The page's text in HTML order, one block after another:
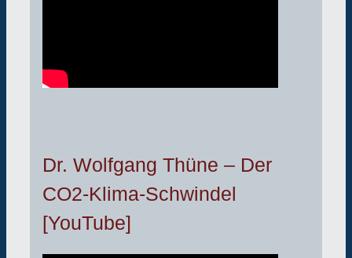
Dr. Wolfgang Thüne – Der
CO2-Klima-Schwindel
[YouTube]